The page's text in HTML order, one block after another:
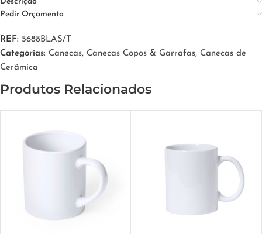
Pedir Orçamento
REF: 5688BLAS/T
Categorias: Canecas, Canecas Copos & Garrafas, Canecas de
Cerâmica
Produtos Relacionados